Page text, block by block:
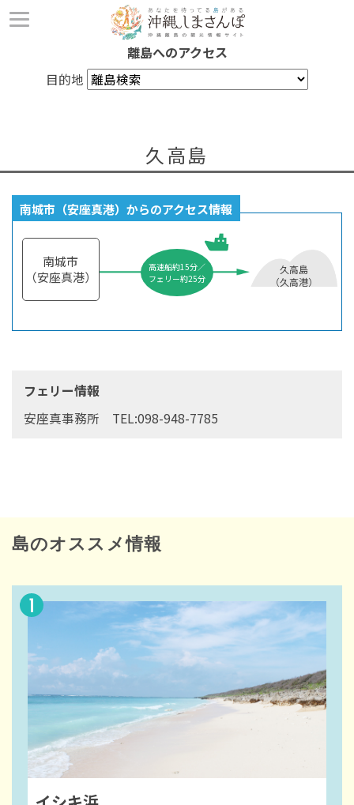
離島へのアクセス
目的地
久高島
南城市（安座真港）からのアクセス情報
南城市
（安座真港）
高速船約15分／
フェリー約25分
久高島
（久高港）
フェリー情報
安座真事務所 TEL:098-948-7785
島のオススメ情報
1